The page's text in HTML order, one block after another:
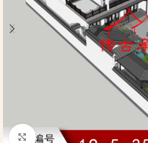
Click to enlarge